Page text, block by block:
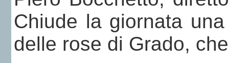
Chiude la giornata
delle rose di Grado,